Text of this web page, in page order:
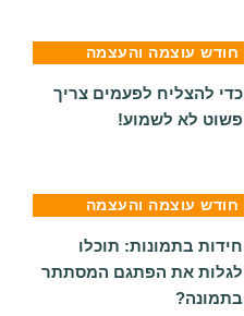
חודש עוצמה והעצמה
כדי להצליח לפעמים צריך
פשוט לא לשמוע!
חודש עוצמה והעצמה
חידות בתמונות: תוכלו
לגלות את הפתגם המסתתר
בתמונה?